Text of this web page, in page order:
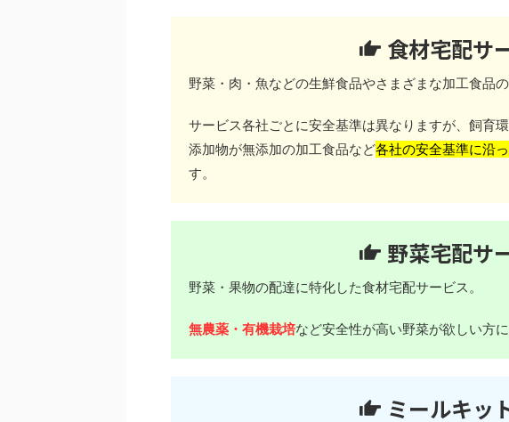
食材宅配サ
野菜・肉・魚などの生鮮食品やさまざまな加工食品の
サービス各社ごとに安全基準は異なりますが、飼育
添加物が無添加の加工食品など各社の安全基準に沿
す。
野菜宅配サ
野菜・果物の配達に特化した食材宅配サービス。
無農薬・有機栽培など安全性が高い野菜が欲しい方に
ミールキッ